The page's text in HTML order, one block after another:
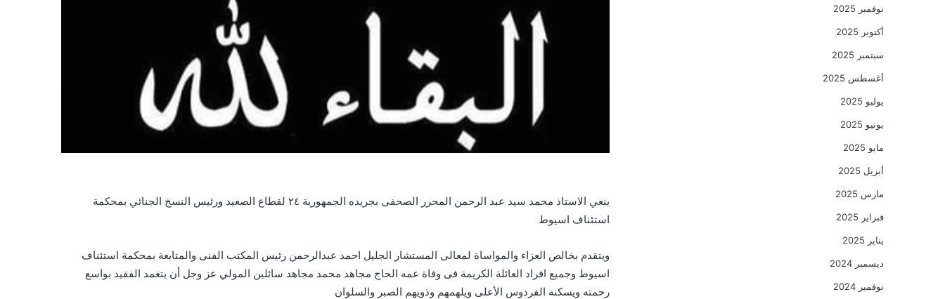
ينعي الاستاذ محمد سيد عبد الرحمن المحرر الصحفى بجريده الجمهورية ٢٤ لقطاع الصعيد ورئيس النسخ الجنائي بمحكمة
استئناف اسيوط
ويتقدم بخالص العزاء والمواساة لمعالى المستشار الجليل احمد عبدالرحمن رئيس المكتب الفنى والمتابعة بمحكمة استئناف
اسيوط وجميع افراد العائلة الكريمة فى وفاة عمه الحاج مجاهد محمد مجاهد سائلين المولي عز وجل أن يتغمد الفقيد بواسع
رحمته ويسكنه الفردوس الأعلى ويلهمهم وذويهم الصبر والسلوان
نوفمبر 2025
أكتوبر 2025
سبتمبر 2025
أغسطس 2025
يوليو 2025
يونيو 2025
مايو 2025
أبريل 2025
مارس 2025
فبراير 2025
يناير 2025
ديسمبر 2024
نوفمبر 2024